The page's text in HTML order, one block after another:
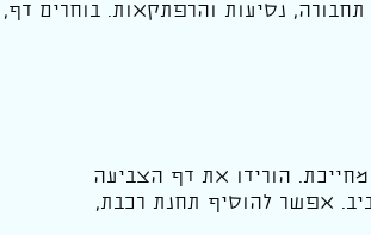
נסיעות והרפתקאות. בוחרים דף,
הורידו את דף הצביעה
אפשר להוסיף תחנת רכבת,